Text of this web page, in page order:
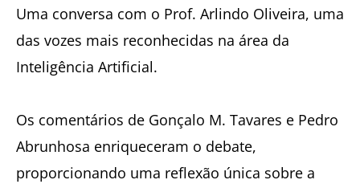
Uma conversa com o Prof. Arlindo Oliveira, uma
das vozes mais reconhecidas na área da
Inteligência Artificial.
Os comentários de Gonçalo M. Tavares e Pedro
Abrunhosa enriqueceram o debate,
proporcionando uma reflexão única sobre a